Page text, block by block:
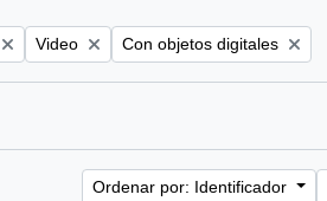
Remove filter:
Video Remove filter:
Con objetos digitales
Ordenar por: Identificador